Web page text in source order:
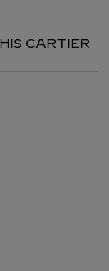
CARTIER